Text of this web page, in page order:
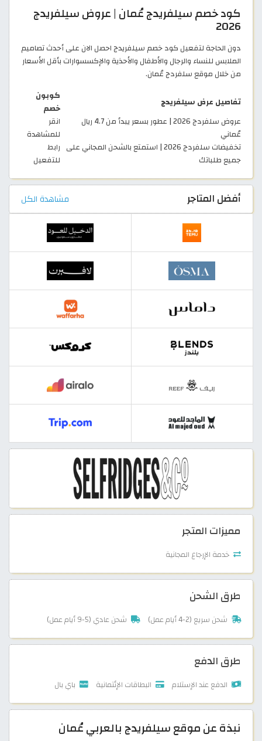
كود خصم سيلفريدج عُمان | عروض سيلفريدج
2026
دون الحاجة لتفعيل كود خصم سيلفريدج احصل الان على أحدث تصاميم
الملابس للنساء والرجال والأطفال والأحذية والإكسسوارات بأقل الأسعار
من خلال موقع سلفردج عُمان.
تفاصيل عرض سيلفريدج
كوبون
خصم
عروض سلفردج 2026 | عطور بسعر يبدأ من 4.7 ريال
عُماني
انقر
للمشاهدة
تخفيضات سلفردج 2026 | استمتع بالشحن المجاني على
جميع طلباتك
رابط
للتفعيل
أفضل المتاجر مشاهدة الكل
مميزات المتجر
خدمة الإرجاع المجانية
طرق الشحن
شحن سريع (2-4 أيام عمل) شحن عادي (5-9 أيام عمل)
طرق الدفع
الدفع عند الإستلام البطاقات الإئتمانية باي بال
نبذة عن موقع سيلفريدج بالعربي عُمان